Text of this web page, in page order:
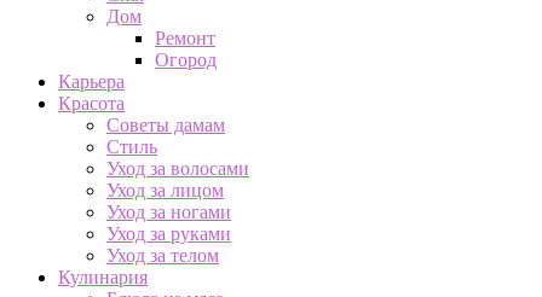
Дом
Ремонт
Огород
Карьера
Красота
Советы дамам
Стиль
Уход за волосами
Уход за лицом
Уход за ногами
Уход за руками
Уход за телом
Кулинария